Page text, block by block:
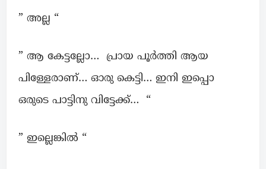
” അല്ല “
” ആ കേട്ടല്ലോ… പ്രായ പൂർത്തി ആയ
പിള്ളേരാണ്… ഓരു കെട്ടി… ഇനി ഇപ്പൊ
ഒരുടെ പാട്ടിനു വിട്ടേക്ക്… “
” ഇല്ലെങ്കിൽ “